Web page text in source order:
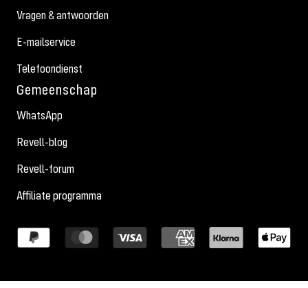
Vragen & antwoorden
E-mailservice
Telefoondienst
Gemeenschap
WhatsApp
Revell-blog
Revell-forum
Affiliate programma